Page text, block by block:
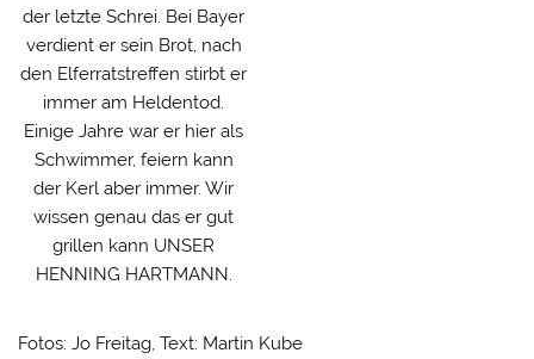
der letzte Schrei. Bei Bayer
verdient er sein Brot, nach
den Elferratstreffen stirbt er
immer am Heldentod.
Einige Jahre war er hier als
Schwimmer, feiern kann
der Kerl aber immer. Wir
wissen genau das er gut
grillen kann UNSER
HENNING HARTMANN.
Fotos: Jo Freitag, Text: Martin Kube